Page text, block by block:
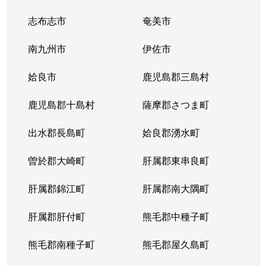
志布志市 奄美市
南九州市 伊佐市
姶良市 鹿児島郡三島村
鹿児島郡十島村 薩摩郡さつま町
出水郡長島町 姶良郡湧水町
曽於郡大崎町 肝属郡東串良町
肝属郡錦江町 肝属郡南大隅町
肝属郡肝付町 熊毛郡中種子町
熊毛郡南種子町 熊毛郡屋久島町